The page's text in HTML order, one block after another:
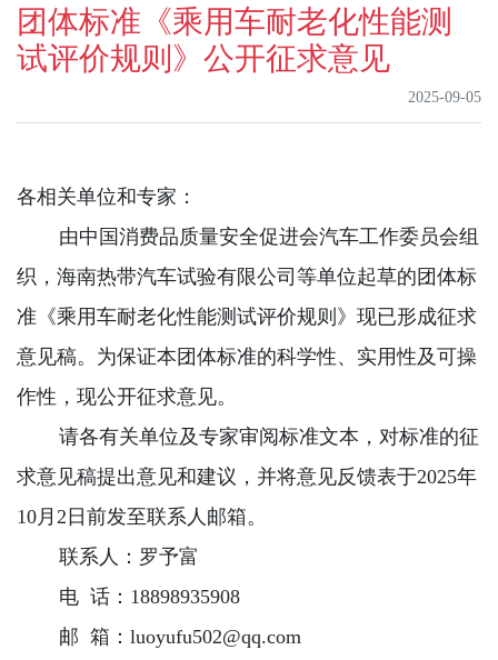
团体标准《乘用车耐老化性能测
试评价规则》公开征求意见
2025-09-05
各相关单位和专家：
由中国消费品质量安全促进会汽车工作委员会组
织，海南热带汽车试验有限公司等单位起草的团体标
准《乘用车耐老化性能测试评价规则》现已形成征求
意见稿。为保证本团体标准的科学性、实用性及可操
作性，现公开征求意见。
请各有关单位及专家审阅标准文本，对标准的征
求意见稿提出意见和建议，并将意见反馈表于2025年
10月2日前发至联系人邮箱。
联系人：罗予富
电 话：18898935908
邮 箱：luoyufu502@qq.com